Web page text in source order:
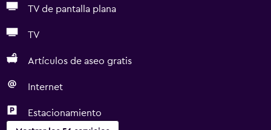
TV de pantalla plana
TV
Artículos de aseo gratis
Internet
Estacionamiento